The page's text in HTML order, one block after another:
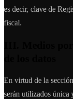
es decir, clave de
fiscal.
En virtud de la
serán utilizados única